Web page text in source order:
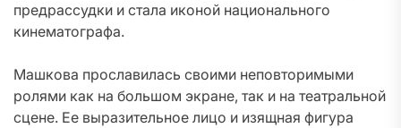
предрассудки и стала иконой национального
кинематографа.
Машкова прославилась своими неповторимыми
ролями как на большом экране, так и на театральной
сцене. Ее выразительное лицо и изящная фигура